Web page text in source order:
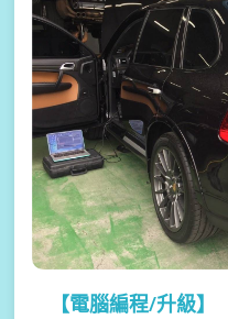
【電腦編程/升級】